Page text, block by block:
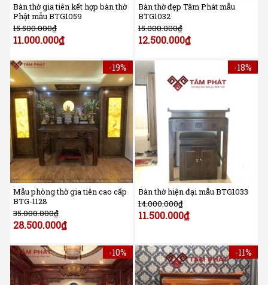
Bàn thờ gia tiên kết hợp bàn thờ
Phật mẫu BTG1059
15.500.000₫
11.000.000₫
Bàn thờ đẹp Tâm Phát mẫu
BTG1032
15.000.000₫
12.500.000₫
-19%
Mẫu phòng thờ gia tiên cao cấp
BTG-1128
35.000.000₫
28.500.000₫
-18%
Bàn thờ hiện đại mẫu BTG1033
14.000.000₫
11.500.000₫
-10% -11%